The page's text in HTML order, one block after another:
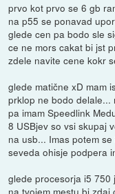
prvo kot prvo se 6 gb
na p55 se ponavad
glede cen pa bodo sle
ce ne mors cakat bi jst
zdele navite cene kokr
glede matične xD mam
prklop ne bodo delale...
pa imam Speedlink
8 USBjev so vsi skupaj
na usb... Imas potem
seveda ohisje podpera
glede procesorja i5